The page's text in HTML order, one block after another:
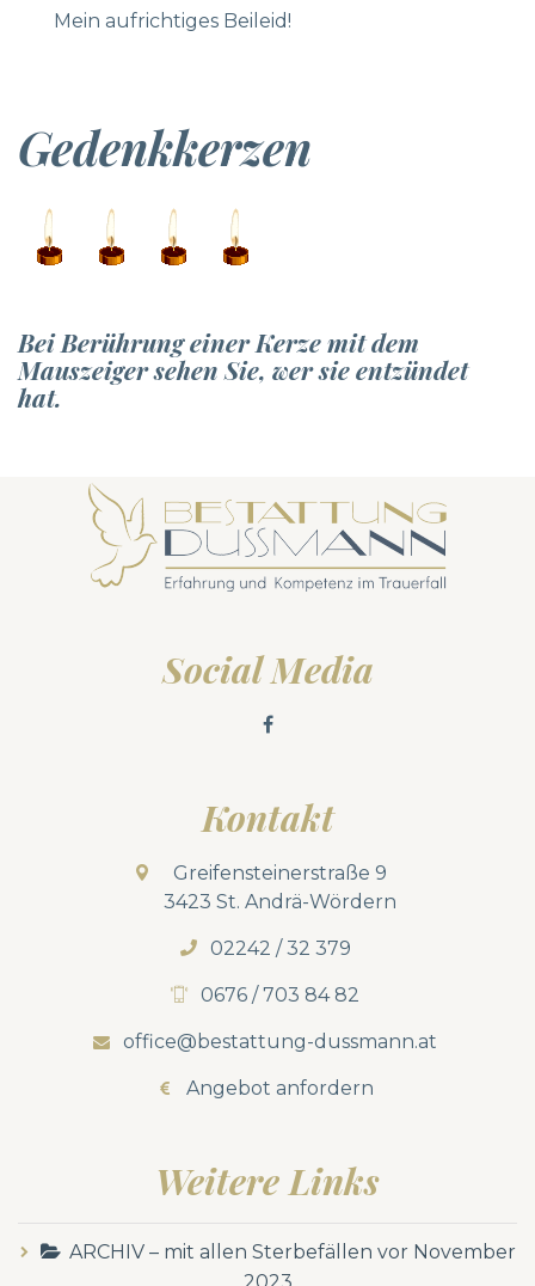
Mein aufrichtiges Beileid!
Gedenkkerzen
Bei Berührung einer Kerze mit dem
Mauszeiger sehen Sie, wer sie entzündet
hat.
Social Media
Kontakt
Greifensteinerstraße 9
3423 St. Andrä-Wördern
02242 / 32 379
0676 / 703 84 82
office@bestattung-dussmann.at
Angebot anfordern
Weitere Links
ARCHIV – mit allen Sterbefällen vor November